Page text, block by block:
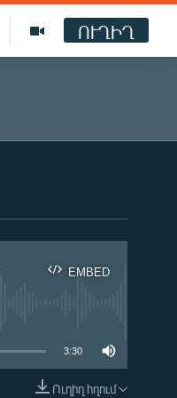
ՈՒՂԻՂ
EMBED
3:30
Ուղիղ հղում